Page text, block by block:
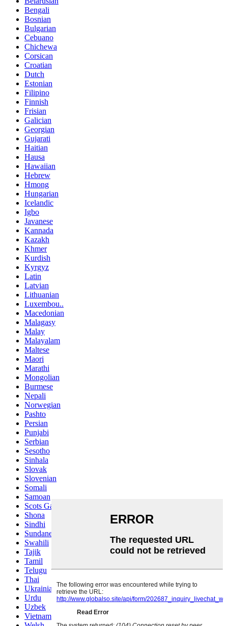
Bengali
Bosnian
Bulgarian
Cebuano
Chichewa
Corsican
Croatian
Dutch
Estonian
Filipino
Finnish
Frisian
Galician
Georgian
Gujarati
Haitian
Hausa
Hawaiian
Hebrew
Hmong
Hungarian
Icelandic
Igbo
Javanese
Kannada
Kazakh
Khmer
Kurdish
Kyrgyz
Latin
Latvian
Lithuanian
Luxembou..
Macedonian
Malagasy
Malay
Malayalam
Maltese
Maori
Marathi
Mongolian
Burmese
Nepali
Norwegian
Pashto
Persian
Punjabi
Serbian
Sesotho
Sinhala
Slovak
Slovenian
Somali
Samoan
Scots Gaelic
Shona
Sindhi
Sundanese
Swahili
Tajik
Tamil
Telugu
Thai
Ukrainian
Urdu
Uzbek
Vietnamese